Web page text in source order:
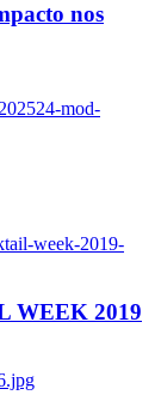
nos
mod-
week-2019-
WEEK 2019